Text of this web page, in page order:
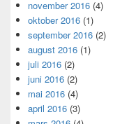
november 2016 (4)
oktober 2016 (1)
september 2016 (2)
august 2016 (1)
juli 2016 (2)
juni 2016 (2)
mai 2016 (4)
april 2016 (3)